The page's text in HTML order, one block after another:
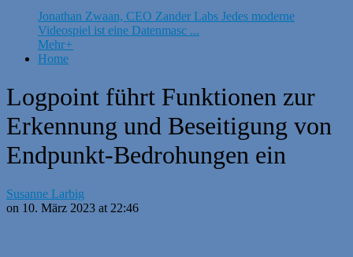
Jonathan Zwaan, CEO Zander Labs Jedes moderne
Videospiel ist eine Datenmasc ...
Mehr+
Home
Logpoint führt Funktionen zur
Erkennung und Beseitigung von
Endpunkt-Bedrohungen ein
Susanne Larbig
on 10. März 2023 at 22:46